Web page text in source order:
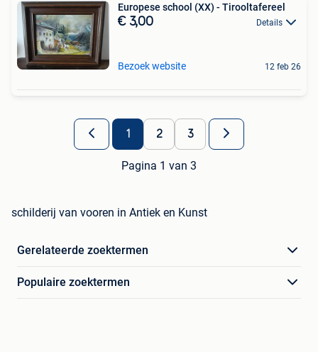
Europese school (XX) - Tirooltafereel
€ 3,00 Details
Bezoek website 12 feb 26
1 2 3
Pagina 1 van 3
schilderij van vooren in Antiek en Kunst
Gerelateerde zoektermen
Populaire zoektermen